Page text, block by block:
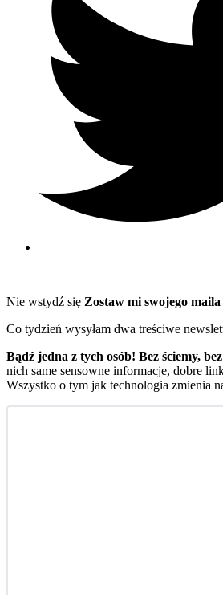
Nie wstydź się Zostaw mi swojego maila
Co tydzień wysyłam dwa treściwe
Bądź jedna z tych osób! Bez ściemy,
nich same sensowne informacje, dobre
Wszystko o tym jak technologia zmienia